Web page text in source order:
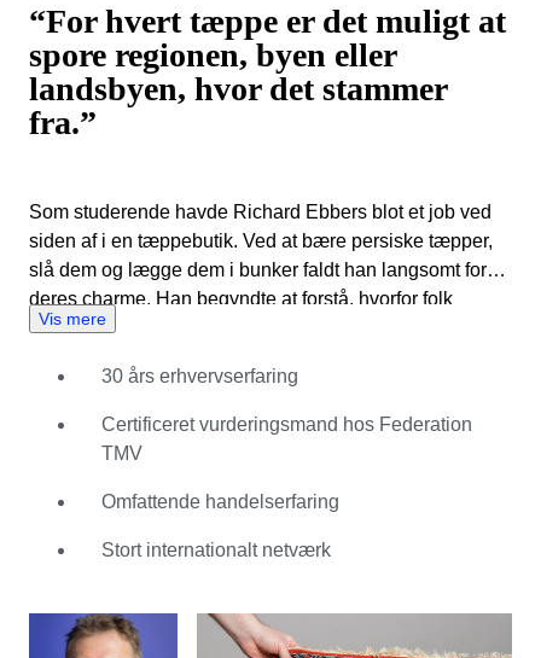
“For hvert tæppe er det muligt at
spore regionen, byen eller
landsbyen, hvor det stammer
fra.”
Som studerende havde Richard Ebbers blot et job ved
siden af i en tæppebutik. Ved at bære persiske tæpper,
slå dem og lægge dem i bunker faldt han langsomt for
deres charme. Han begyndte at forstå, hvorfor folk
ønskede at betale så store beløb for disse stofværker.
han værdifuld erfaring med tæpper fra alle regioner. Efter
at have bekræftet sin snedkerviden med et Hobéon
SKO-certifikat blev Richard en del af Federation TMV
auktionariusser i flytbare varer). Og da Richard Ebbers
til Catawiki. Som ekspert elsker han at se varierede
knobene kan han bestemme, hvilken region tæppet er
lavet i. Sammen med tæppets stand er dette en god
Vis mere
30 års erhvervserfaring
Certificeret vurderingsmand hos Federation
TMV
Omfattende handelserfaring
Stort internationalt netværk